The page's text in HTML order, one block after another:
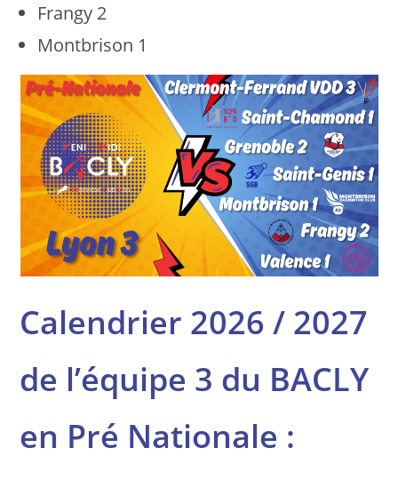
Frangy 2
Montbrison 1
Calendrier 2026 / 2027
de l’équipe 3 du BACLY
en Pré Nationale :